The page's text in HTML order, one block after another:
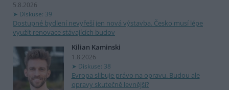
5.8.2026
Diskuse: 39
Dostupné bydlení nevyřeší jen nová výstavba. Česko musí lépe
využít renovace stávajících budov
Kilian Kaminski
1.8.2026
Diskuse: 38
Evropa slibuje právo na opravu. Budou ale
opravy skutečně levnější?